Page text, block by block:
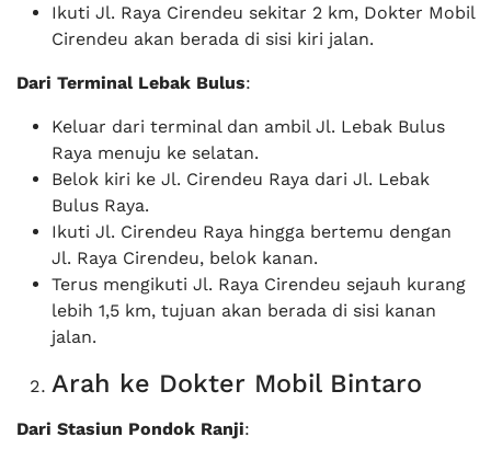
Ikuti Jl. Raya Cirendeu sekitar 2 km, Dokter Mobil
Cirendeu akan berada di sisi kiri jalan.
Dari Terminal Lebak Bulus:
Keluar dari terminal dan ambil Jl. Lebak Bulus
Raya menuju ke selatan.
Belok kiri ke Jl. Cirendeu Raya dari Jl. Lebak
Bulus Raya.
Ikuti Jl. Cirendeu Raya hingga bertemu dengan
Jl. Raya Cirendeu, belok kanan.
Terus mengikuti Jl. Raya Cirendeu sejauh kurang
lebih 1,5 km, tujuan akan berada di sisi kanan
jalan.
Arah ke Dokter Mobil Bintaro
Dari Stasiun Pondok Ranji: